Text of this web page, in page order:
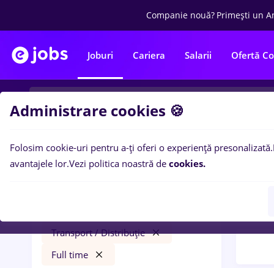
Companie nouă? Primești un
Joburi Cariera Salarii Ofertă
Filtre
Transport / Distribuție
Full time
Administrare cookies 🍪
Folosim cookie-uri pentru a-ți oferi o experiență presonalizată.
avantajele lor.Vezi politica noastră de cookies.